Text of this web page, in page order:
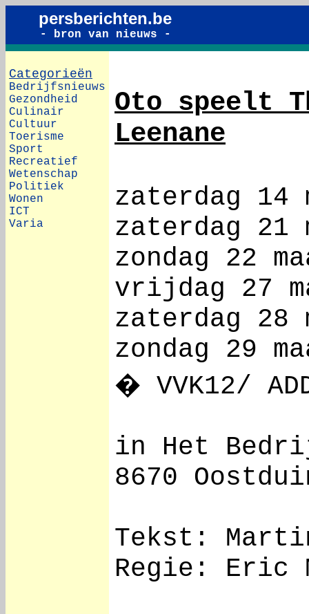
persberichten.be
- bron van nieuws -
Categorieën
Bedrijfsnieuws
Gezondheid
Culinair
Cultuur
Toerisme
Sport
Recreatief
Wetenschap
Politiek
Wonen
ICT
Varia
Oto speelt
Leenane
zaterdag 14
zaterdag 21
zondag 22
vrijdag 27
zaterdag 28
zondag 29
� VVK12/
in Het
8670
Tekst:
Regie: Eric